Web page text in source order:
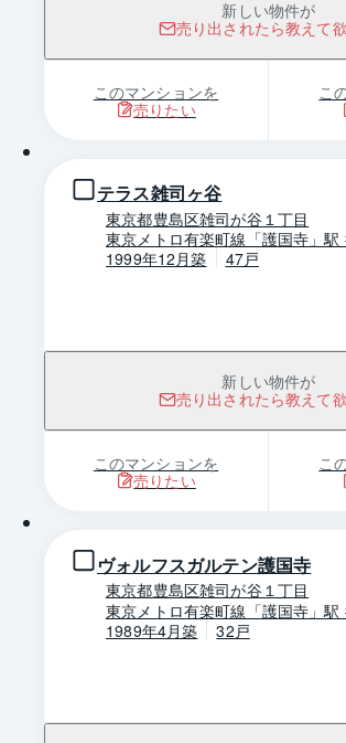
新しい物件が
売り出されたら教えて
このマンションを
売りたい
こ
テラス雑司ヶ谷
東京都豊島区雑司が谷１丁目
東京メトロ有楽町線「護国寺」駅
1999年12月築
47戸
新しい物件が
売り出されたら教えて
このマンションを
売りたい
こ
ヴォルフスガルテン護国寺
東京都豊島区雑司が谷１丁目
東京メトロ有楽町線「護国寺」駅
1989年4月築
32戸